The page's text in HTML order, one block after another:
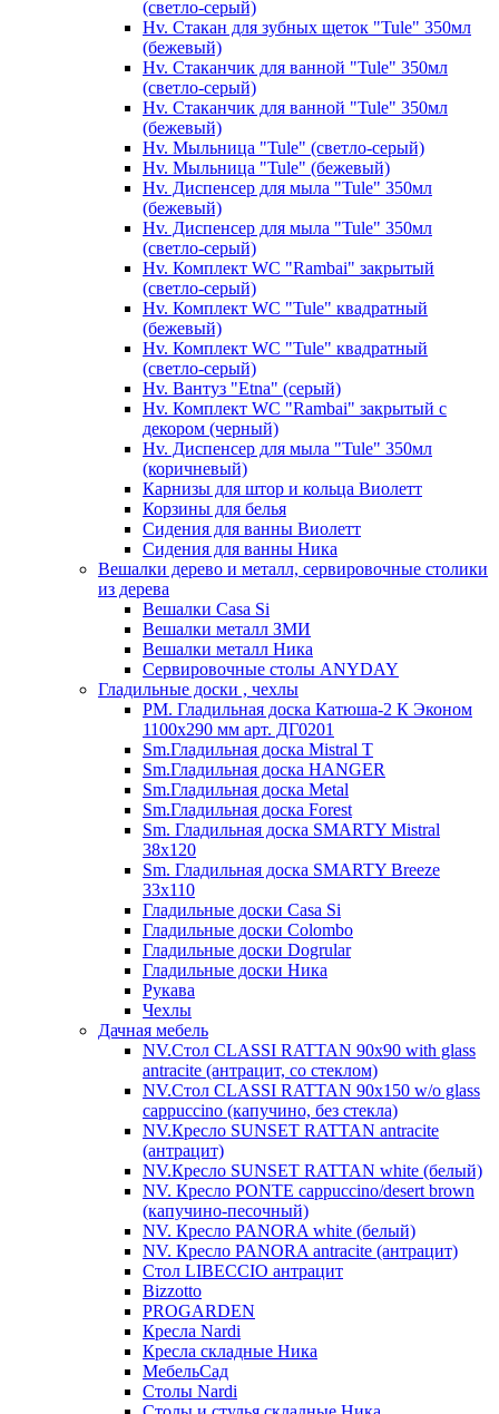
(светло-серый)
Hv. Стакан для зубных щеток "Tule" 350мл
(бежевый)
Hv. Стаканчик для ванной "Tule" 350мл
(светло-серый)
Hv. Стаканчик для ванной "Tule" 350мл
(бежевый)
Hv. Мыльница "Tule" (светло-серый)
Hv. Мыльница "Tule" (бежевый)
Hv. Диспенсер для мыла "Tule" 350мл
(бежевый)
Hv. Диспенсер для мыла "Tule" 350мл
(светло-серый)
Hv. Комплект WC "Rambai" закрытый
(светло-серый)
Hv. Комплект WC "Tule" квадратный
(бежевый)
Hv. Комплект WC "Tule" квадратный
(светло-серый)
Hv. Вантуз "Etna" (серый)
Hv. Комплект WC "Rambai" закрытый с
декором (черный)
Hv. Диспенсер для мыла "Tule" 350мл
(коричневый)
Карнизы для штор и кольца Виолетт
Корзины для белья
Сидения для ванны Виолетт
Сидения для ванны Ника
Вешалки дерево и металл, сервировочные столики
из дерева
Вешалки Casa Si
Вешалки металл ЗМИ
Вешалки металл Ника
Сервировочные столы ANYDAY
Гладильные доски , чехлы
PM. Гладильная доска Катюша-2 К Эконом
1100х290 мм арт. ДГ0201
Sm.Гладильная доска Mistral T
Sm.Гладильная доска HANGER
Sm.Гладильная доска Metal
Sm.Гладильная доска Forest
Sm. Гладильная доска SMARTY Mistral
38x120
Sm. Гладильная доска SMARTY Breeze
33х110
Гладильные доски Casa Si
Гладильные доски Colombo
Гладильные доски Dogrular
Гладильные доски Ника
Рукава
Чехлы
Дачная мебель
NV.Стол CLASSI RATTAN 90х90 with glass
antracite (антрацит, со стеклом)
NV.Стол CLASSI RATTAN 90х150 w/o glass
cappuccino (капучино, без стекла)
NV.Кресло SUNSET RATTAN antracite
(антрацит)
NV.Кресло SUNSET RATTAN white (белый)
NV. Кресло PONTE cappuccino/desert brown
(капучино-песочный)
NV. Кресло PANORA white (белый)
NV. Кресло PANORA antracite (антрацит)
Стол LIBECCIO антрацит
Bizzotto
PROGARDEN
Кресла Nardi
Кресла складные Ника
МебельСад
Столы Nardi